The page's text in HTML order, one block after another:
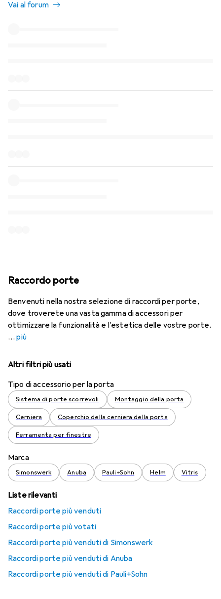
Vai al forum
Raccordo porte
Benvenuti nella nostra selezione di raccordi per porte,
dove troverete una vasta gamma di accessori per
ottimizzare la funzionalità e l'estetica delle vostre porte.
più
Altri filtri più usati
Tipo di accessorio per la porta
Sistema di porte scorrevoli Montaggio della porta
Cerniera Coperchio della cerniera della porta
Ferramenta per finestre
Marca
Simonswerk Anuba Pauli+Sohn Helm Vitris
Liste rilevanti
Raccordi porte più venduti
Raccordi porte più votati
Raccordi porte più venduti di Simonswerk
Raccordi porte più venduti di Anuba
Raccordi porte più venduti di Pauli+Sohn